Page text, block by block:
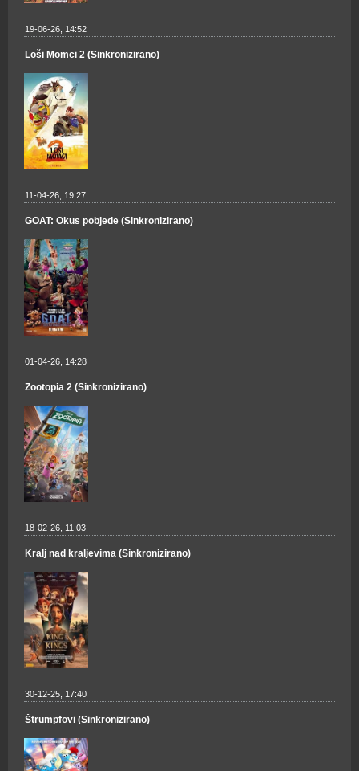
19-06-26, 14:52
Loši Momci 2 (Sinkronizirano)
11-04-26, 19:27
GOAT: Okus pobjede (Sinkronizirano)
01-04-26, 14:28
Zootopia 2 (Sinkronizirano)
18-02-26, 11:03
Kralj nad kraljevima (Sinkronizirano)
30-12-25, 17:40
Štrumpfovi (Sinkronizirano)